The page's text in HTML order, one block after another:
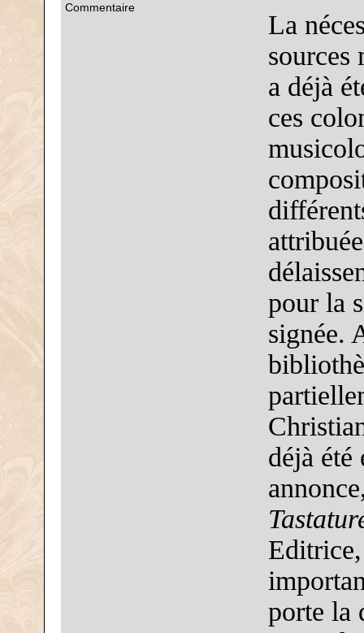
Commentaire
La
sources
a déjà
ces
pour la
signée.
déjà
Editrice,
porte la